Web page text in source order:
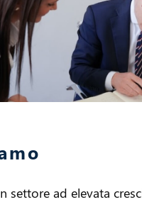
settore ad elevata